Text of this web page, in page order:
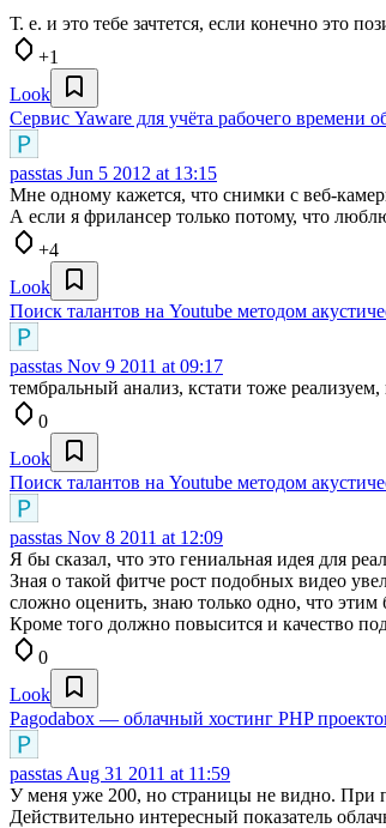
Т. е. и это тебе зачтется, если конечно это
+1
Look
Сервис Yaware для учёта рабочего времени
passtas Jun 5 2012 at 13:15
Мне одному кажется, что снимки с веб-
А если я фрилансер только потому, что
+4
Look
Поиск талантов на Youtube методом
passtas Nov 9 2011 at 09:17
тембральный анализ, кстати тоже
0
Look
Поиск талантов на Youtube методом
passtas Nov 8 2011 at 12:09
Я бы сказал, что это гениальная идея для
Зная о такой фитче рост подобных видео
сложно оценить, знаю только одно, что этим
Кроме того должно повысится и качество
0
Look
Pagodabox — облачный хостинг PHP
passtas Aug 31 2011 at 11:59
У меня уже 200, но страницы не видно. При
Действительно интересный показатель